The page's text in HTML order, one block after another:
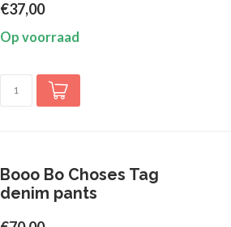
€37,00
Op voorraad
Booo Bo Choses Tag
denim pants